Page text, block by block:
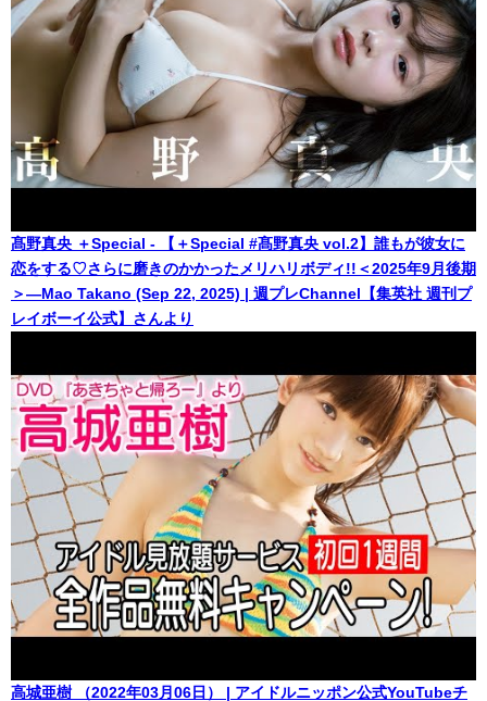
髙野真央 ＋Special - 【＋Special #髙野真央 vol.2】誰もが彼女に
恋をする♡さらに磨きのかかったメリハリボディ!!＜2025年9月後期
＞―Mao Takano (Sep 22, 2025) | 週プレChannel【集英社 週刊プ
レイボーイ公式】さんより
高城亜樹 （2022年03月06日） | アイドルニッポン公式YouTubeチ